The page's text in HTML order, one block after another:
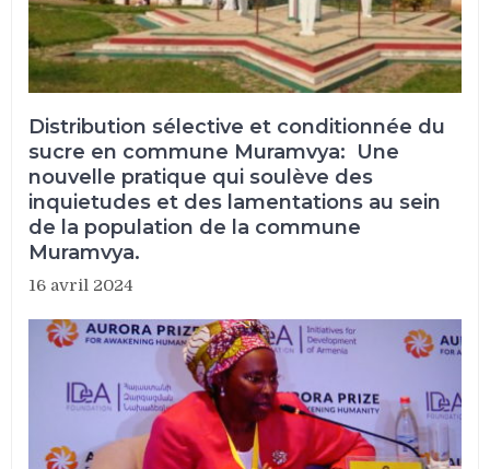
Distribution sélective et conditionnée du
sucre en commune Muramvya: Une
nouvelle pratique qui soulève des
inquietudes et des lamentations au sein
de la population de la commune
Muramvya.
16 avril 2024